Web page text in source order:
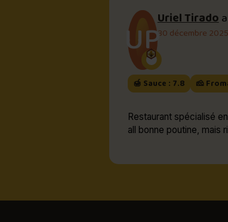
UPUriel Tirado
30 décembre 2025
🍯 Sauce : 7.8 🧀
Restaurant spécialisé
all bonne poutine, mais